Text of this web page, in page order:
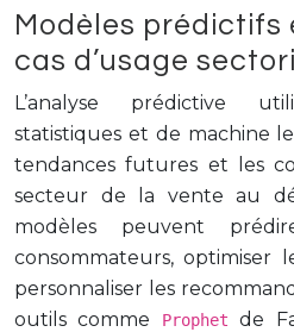
Modèles prédictifs
cas d’usage
L’analyse prédictive
statistiques et de machine
tendances futures et les
secteur de la vente au
modèles peuvent
consommateurs, optimiser
personnaliser les
outils comme
Prophet de